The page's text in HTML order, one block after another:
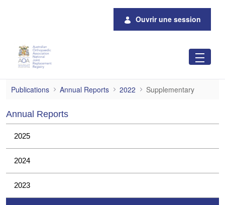
Ouvrir une session
Supplementary
Publications Annual Reports 2022 Supplementary
Annual Reports
2025
2024
2023